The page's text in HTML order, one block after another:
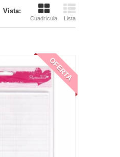
Vista:
Cuadrícula Lista
OFERTA